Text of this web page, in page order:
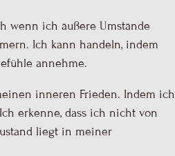
wenn ich äußere Umstände
Ich kann handeln, indem
annehme.
inneren Frieden. Indem ich
erkenne, dass ich nicht von
liegt in meiner